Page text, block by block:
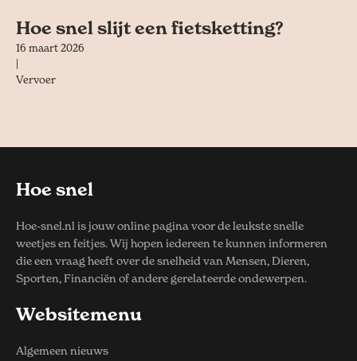
Hoe snel slijt een fietsketting?
16 maart 2026
Vervoer
Hoe snel
Hoe-snel.nl is jouw online pagina voor de leukste snelle
weetjes en feitjes. Wij hopen iedereen te kunnen informeren
die een vraag heeft over de snelheid van Mensen, Dieren,
Sporten, Financiën of andere gerelateerde ondewerpen.
Websitemenu
Algemeen nieuws